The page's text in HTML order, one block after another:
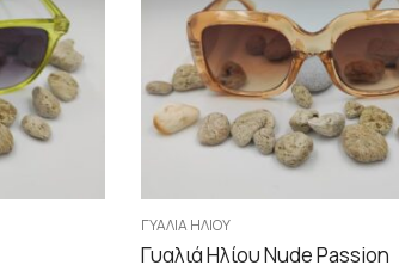
ΓΥΑΛΙΆ ΗΛΊΟΥ
Γυαλιά Ηλίου Nude Passion